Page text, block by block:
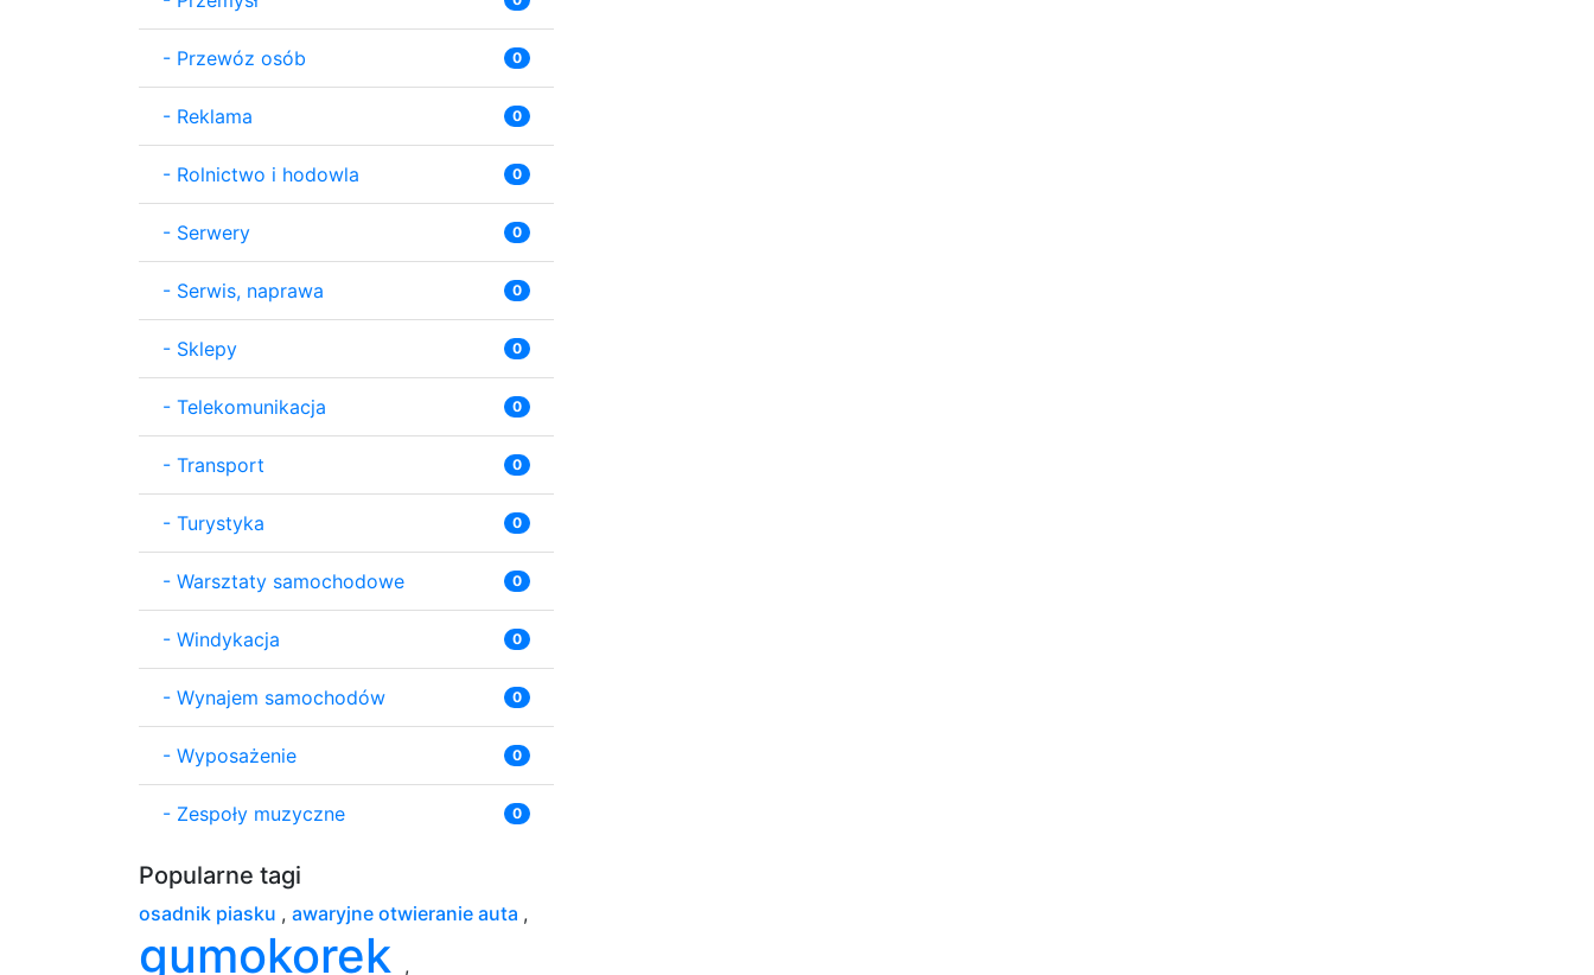
- Przewóz osób 0
- Reklama 0
- Rolnictwo i hodowla 0
- Serwery 0
- Serwis, naprawa 0
- Sklepy 0
- Telekomunikacja 0
- Transport 0
- Turystyka 0
- Warsztaty samochodowe 0
- Windykacja 0
- Wynajem samochodów 0
- Wyposażenie 0
- Zespoły muzyczne 0
Popularne tagi
osadnik piasku , awaryjne otwieranie auta ,
gumokorek ,